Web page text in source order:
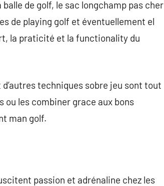
de golf, le sac longchamp pas cher
de playing golf et éventuellement el
la praticité et la functionality du
techniques sobre jeu sont tout
les combiner grace aux bons
man golf.
passion et adrénaline chez les